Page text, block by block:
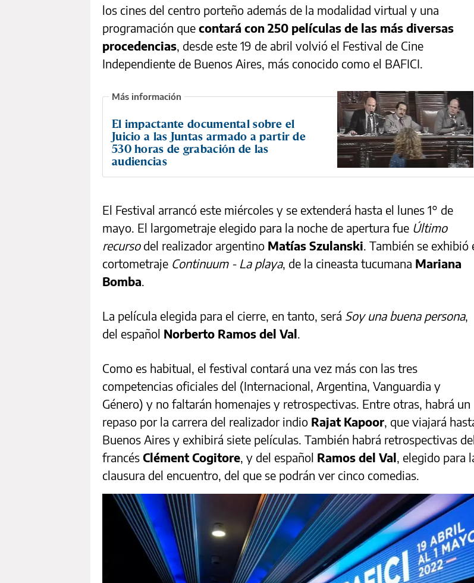
los cines del centro porteño además de la modalidad virtual y una
programación que contará con 250 películas de las más diversas
procedencias, desde este 19 de abril volvió el Festival de Cine
Independiente de Buenos Aires, más conocido como el BAFICI.
El impactante documental sobre el
Juicio a las Juntas armado a partir de
530 horas de grabación de las
audiencias
El Festival arrancó este miércoles y se extenderá hasta el lunes 1° de
mayo. El largometraje elegido para la noche de apertura fue Último
recursodel realizador argentino Matías Szulanski. También se exhibió
cortometraje Continuum - La playa, de la cineasta tucumana Mariana
Bomba.
La película elegida para el cierre, en tanto, será Soy una buena persona,
del español Norberto Ramos del Val.
Como es habitual, el festival contará una vez más con las tres
competencias oficiales del (Internacional, Argentina, Vanguardia y
Género) y no faltarán homenajes y retrospectivas. Entre otras, habrá un
repaso por la carrera del realizador indio Rajat Kapoor, que viajará
Buenos Aires y exhibirá siete películas. También habrá retrospectivas
francés Clément Cogitore, y del español Ramos del Val, elegido para
clausura del encuentro, del que se podrán ver cinco comedias.